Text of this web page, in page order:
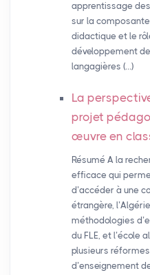
apprentissage
sur la
didactique et le
développement
langagières (…)
La
projet
œuvre en
Résumé A la
efficace qui
d’accéder à une
étrangère,
méthodologies
du FLE, et l’école
plusieurs
d’enseignement